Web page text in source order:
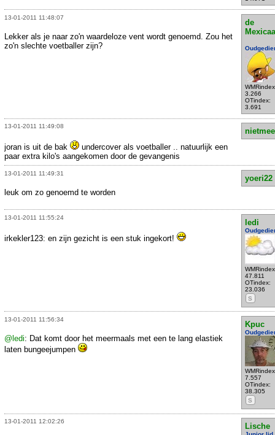
13-01-2011 11:48:07
de
3.266
OTindex:
3.691
Lekker als je naar zo'n waardeloze vent wordt genoemd. Zou het
zo'n slechte voetballer zijn?
13-01-2011 11:49:08
joran is uit de bak
undercover als voetballer .. natuurlijk een
paar extra kilo's aangekomen door de gevangenis
13-01-2011 11:49:31
yoeri22
leuk om zo genoemd te worden
13-01-2011 11:55:24
ledi
47.811
OTindex:
23.036
S
irkekler123: en zijn gezicht is een stuk ingekort!
13-01-2011 11:56:34
Kpuc
7.557
OTindex:
38.305
S
@ledi: Dat komt door het meermaals met een te lang elastiek
laten bungeejumpen
13-01-2011 12:02:26
Lische